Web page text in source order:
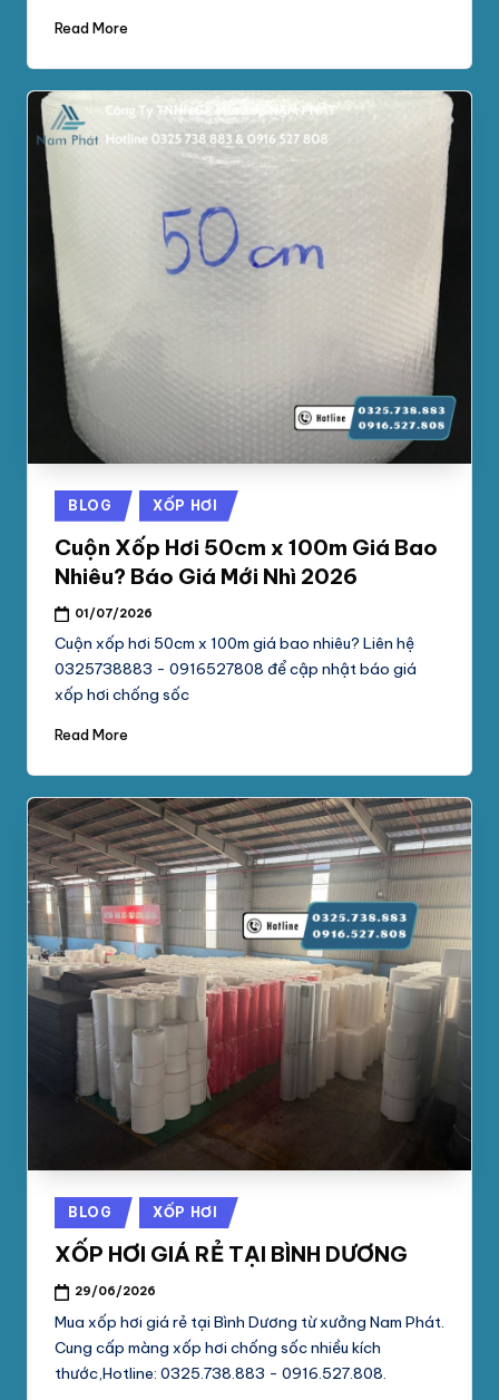
Read More
Posted
in
BLOG XỐP HƠI
Cuộn Xốp Hơi 50cm x 100m Giá Bao
Nhiêu? Báo Giá Mới Nhì 2026
01/07/2026
Cuộn xốp hơi 50cm x 100m giá bao nhiêu? Liên hệ
0325738883 - 0916527808 để cập nhật báo giá
xốp hơi chống sốc
Read More
Posted
in
BLOG XỐP HƠI
XỐP HƠI GIÁ RẺ TẠI BÌNH DƯƠNG
29/06/2026
Mua xốp hơi giá rẻ tại Bình Dương từ xưởng Nam Phát.
Cung cấp màng xốp hơi chống sốc nhiều kích
thước,Hotline: 0325.738.883 - 0916.527.808.